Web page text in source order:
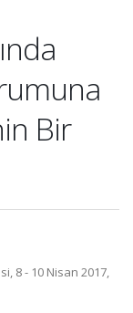
Bir
8 - 10 Nisan 2017,